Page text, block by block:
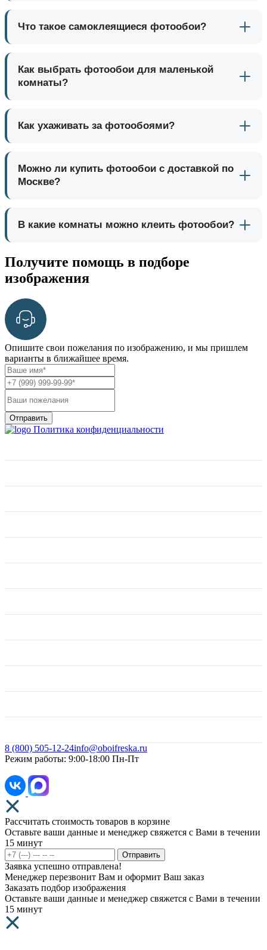
Что такое самоклеящиеся фотообои?
Как выбрать фотообои для маленькой
комнаты?
Как ухаживать за фотообоями?
Можно ли купить фотообои с доставкой по
Москве?
В какие комнаты можно клеить фотообои?
Получите помощь в подборе
изображения
Опишите свои пожелания по изображению, и мы пришлем
варианты в ближайшее время.
Отправить
Политика конфиденциальности
8 (800) 505-12-24info@oboifreska.ru
Режим работы: 9:00-18:00 Пн-Пт
Рассчитать стоимость товаров в корзине
Оставьте ваши данные и менеджер свяжется с Вами в течении
15 минут
Отправить
Заявка успешно отправлена!
Менеджер перезвонит Вам и оформит Ваш заказ
Заказать подбор изображения
Оставьте ваши данные и менеджер свяжется с Вами в течении
15 минут